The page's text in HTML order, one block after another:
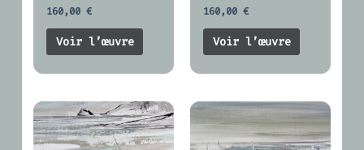
160,00€
Voir l’œuvre
160,00€
Voir l’œuvre